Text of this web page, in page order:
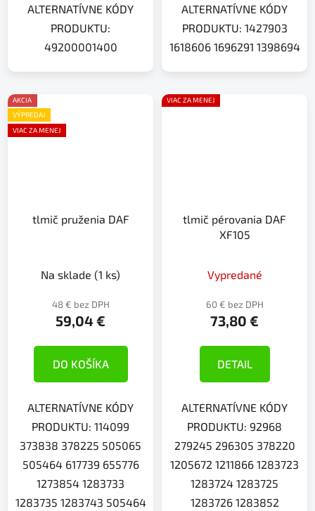
ALTERNATÍVNE KÓDY
PRODUKTU:
49200001400
ALTERNATÍVNE KÓDY
PRODUKTU: 1427903
1618606 1696291 1398694
AKCIA
VÝPREDAJ
VIAC ZA MENEJ
tlmič pruženia DAF
Na sklade (1 ks)
48 € bez DPH
59,04 €
DO KOŠÍKA
ALTERNATÍVNE KÓDY
PRODUKTU: 114099
373838 378225 505065
505464 617739 655776
1273854 1283733
1283735 1283743 505464
VIAC ZA MENEJ
tlmič pérovania DAF
XF105
Vypredané
60 € bez DPH
73,80 €
DETAIL
ALTERNATÍVNE KÓDY
PRODUKTU: 92968
279245 296305 378220
1205672 1211866 1283723
1283724 1283725
1283726 1283852